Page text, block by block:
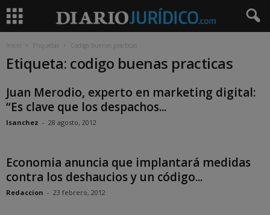
Inicio Etiquetas Codigo buenas practicas
Etiqueta: codigo buenas practicas
Juan Merodio, experto en marketing digital:
“Es clave que los despachos...
lsanchez - 28 agosto, 2012
Economia anuncia que implantará medidas
contra los deshaucios y un código...
Redaccion - 23 febrero, 2012